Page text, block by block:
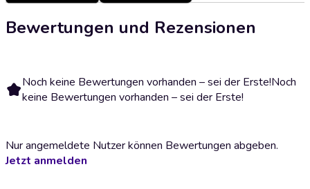
Bewertungen und Rezensionen
Noch keine Bewertungen vorhanden – sei der Erste!Noch
keine Bewertungen vorhanden – sei der Erste!
Nur angemeldete Nutzer können Bewertungen abgeben.
Jetzt anmelden